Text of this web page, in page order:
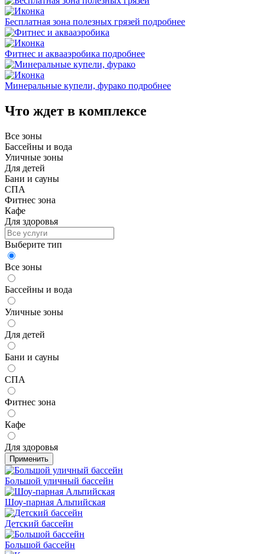
Бесплатная зона полезных грязей подробнее
Фитнес и аквааэробика подробнее
Минеральные купели, фурако подробнее
Что ждет в комплексе
Все зоны
Бассейны и вода
Уличные зоны
Для детей
Бани и сауны
СПА
Фитнес зона
Кафе
Для здоровья
Выберите тип
Все зоны
Бассейны и вода
Уличные зоны
Для детей
Бани и сауны
СПА
Фитнес зона
Кафе
Для здоровья
Применить
Большой уличный бассейн
Шоу-парная Альпийская
Детский бассейн
Большой бассейн